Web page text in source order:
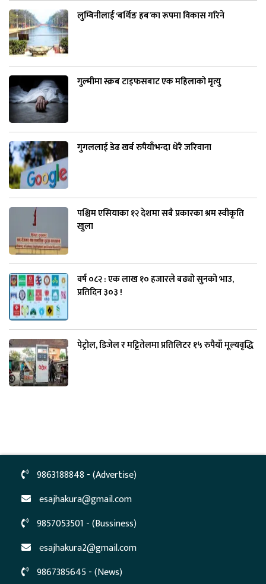
लुम्बिनीलाई ‘बर्थिङ हब’का रूपमा विकास गरिने
गुल्मीमा स्क्रब टाइफसबाट एक महिलाको मृत्यु
गुगललाई डेढ खर्ब रुपैयाँभन्दा धेरै जरिवाना
पश्चिम एसियाका १२ देशमा सबै प्रकारका श्रम स्वीकृति
खुला
वर्ष ०८२ : एक लाख १० हजारले बढ्यो सुनको भाउ,
प्रतिदिन ३०३ !
पेट्रोल, डिजेल र मट्टितेलमा प्रतिलिटर १५ रुपैयाँ मूल्यवृद्धि
9863188848 - (Advertise)
esajhakura@gmail.com
9857053501 - (Bussiness)
esajhakura2@gmail.com
9867385645 - (News)